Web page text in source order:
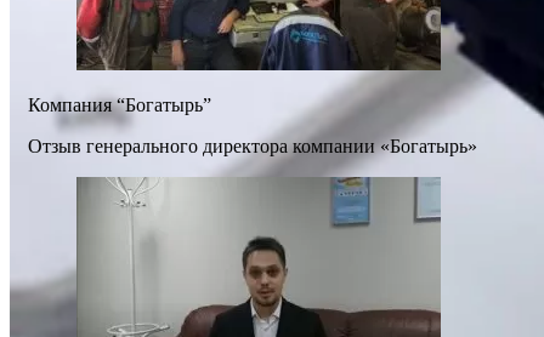
Компания “Богатырь”
Отзыв генерального директора компании «Богатырь»